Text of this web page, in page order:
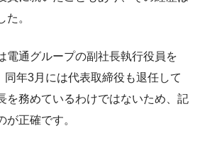
。
電通グループの副社長執行役員を
年3月には代表取締役も退任して
を務めているわけではないため、記
正確です。